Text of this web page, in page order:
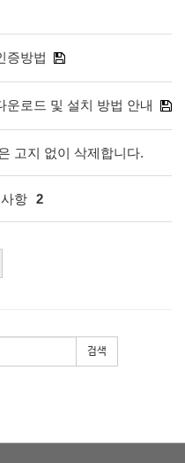
증방법
운로드 및 설치 방법 안내
고지 없이 삭제합니다.
항 2
검색